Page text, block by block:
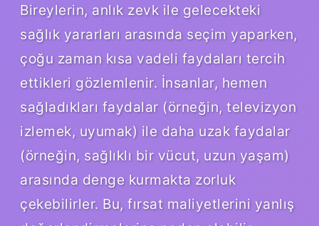
Bireylerin, anlık zevk ile gelecekteki
sağlık yararları arasında seçim yaparken,
çoğu zaman kısa vadeli faydaları tercih
ettikleri gözlemlenir. İnsanlar, hemen
sağladıkları faydalar (örneğin, televizyon
izlemek, uyumak) ile daha uzak faydalar
(örneğin, sağlıklı bir vücut, uzun yaşam)
arasında denge kurmakta zorluk
çekebilirler. Bu, fırsat maliyetlerini yanlış